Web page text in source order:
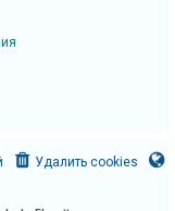
Удалить cookies